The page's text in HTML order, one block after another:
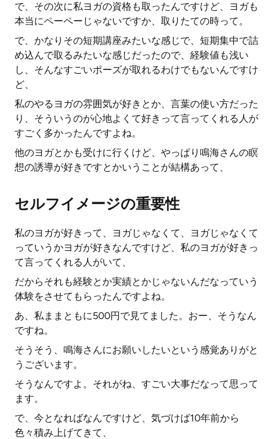
で、その次に私ヨガの資格も取ったんですけど、ヨガも
本当にペーペーじゃないですか、取りたての時って。
で、かなりその短期講座みたいな感じで、短期集中で詰
め込んで取るみたいな感じだったので、経験値も浅い
し、そんなすごいポーズが取れるわけでもないんですけ
ど、
私のやるヨガの雰囲気が好きとか、言葉の使い方だった
り、そういうのが心地よくて好きって言ってくれる人が
すごく多かったんですよね。
他のヨガとかも受けに行くけど、やっぱり鳴海さんの瞑
想の誘導が好きですとかいうことが結構あって、
セルフイメージの重要性
私のヨガが好きって、ヨガじゃなくて、ヨガじゃなくて
っていうかヨガが好きなんですけど、私のヨガが好きっ
て言ってくれる人がいて、
だからそれも経験とか実績とかじゃないんだなっていう
体験をさせてもらったんですよね。
あ、私ままともに500円で見てました。おー、そうなん
ですね。
そうそう、鳴海さんにお願いしたいという感覚ありがと
うございます。
そうなんですよ。それがね、すごい大事だなって思って
ます。
で、今となればなんですけど、気づけば10年前から
色々積み上げてきて、